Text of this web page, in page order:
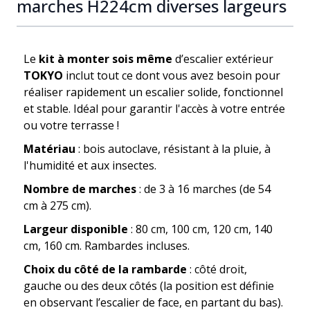
marches H224cm diverses largeurs
Le kit à monter sois même d’escalier extérieur
TOKYO inclut tout ce dont vous avez besoin pour
réaliser rapidement un escalier solide, fonctionnel
et stable. Idéal pour garantir l'accès à votre entrée
ou votre terrasse !
Matériau : bois autoclave, résistant à la pluie, à
l'humidité et aux insectes.
Nombre de marches: de 3 à 16 marches (de 54
cm à 275 cm).
Largeur disponible : 80 cm, 100 cm, 120 cm, 140
cm, 160 cm. Rambardes incluses.
Choix du côté de la rambarde : côté droit,
gauche ou des deux côtés (la position est définie
en observant l’escalier de face, en partant du bas).